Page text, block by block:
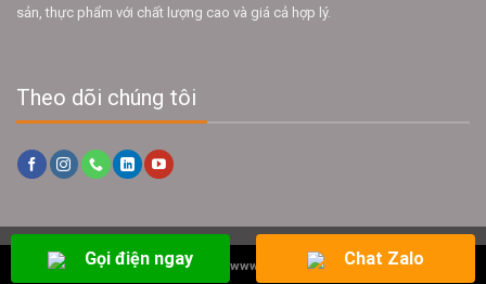
Chat Zalo
Gọi điện ngay
sản, thực phẩm với chất lượng cao và giá cả hợp lý.
Theo dõi chúng tôi
Copyright 2026 © www.namphuthai.com